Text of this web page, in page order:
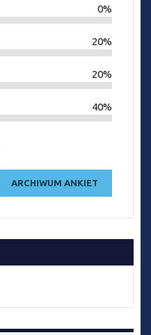
0%
20%
20%
40%
ARCHIWUM ANKIET